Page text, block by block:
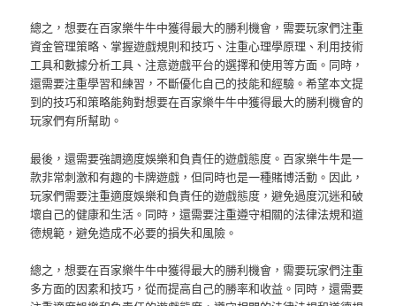
總之，想要在百家樂牛牛中獲得最大的勝利機會，需要玩家們注重
資金管理策略、掌握遊戲規則和技巧、注重心理學原理、利用技術
工具和數據分析工具、注意遊戲平台的選擇和使用等方面。同時，
還需要注重學習和練習，不斷優化自己的技能和經驗。希望本文提
到的技巧和策略能夠對想要在百家樂牛牛中獲得最大的勝利機會的
玩家們有所幫助。
最後，還需要強調適度娛樂和負責任的遊戲態度。百家樂牛牛是一
款非常刺激和有趣的卡牌遊戲，但同時也是一種賭博活動。因此，
玩家們需要注重適度娛樂和負責任的遊戲態度，避免過度沉迷和破
壞自己的健康和生活。同時，還需要注重遵守相關的法律法規和道
德規範，避免造成不必要的損失和風險。
總之，想要在百家樂牛牛中獲得最大的勝利機會，需要玩家們注重
多方面的因素和技巧，從而提高自己的勝率和收益。同時，還需要